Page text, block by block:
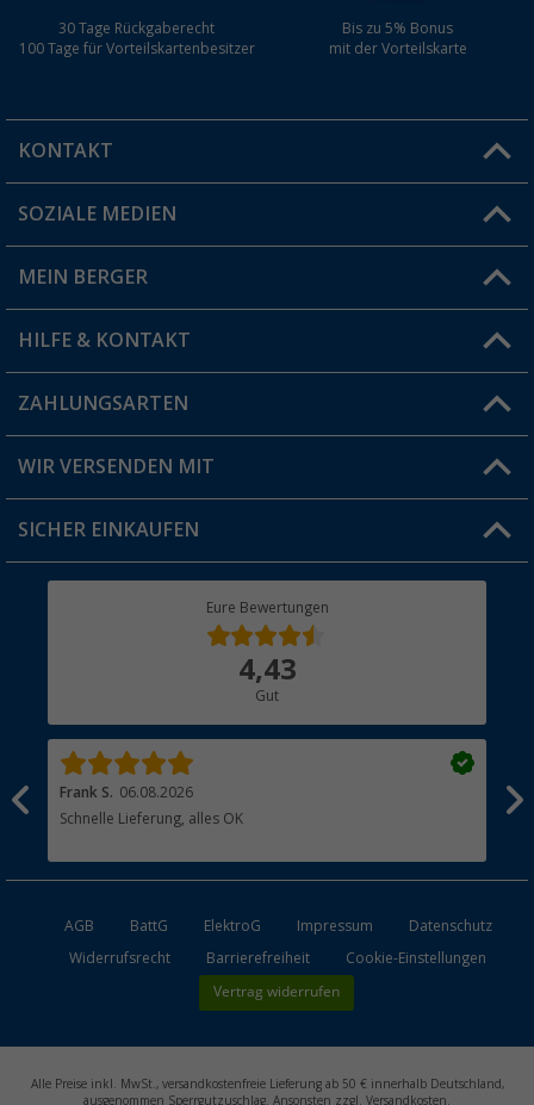
30 Tage Rückgaberecht
100 Tage für Vorteilskartenbesitzer
Bis zu 5% Bonus
mit der Vorteilskarte
KONTAKT
Du hast eine Frage?
Filiale finden
SOZIALE MEDIEN
MEIN BERGER
Vorteilskarte
Blog
Jobs & Karriere
HILFE & KONTAKT
FAQ & Kontakt
Versandinformationen
Rücksendung
ZAHLUNGSARTEN
WIR VERSENDEN MIT
SICHER EINKAUFEN
Eure Bewertungen
4,43
Gut
Frank S. 06.08.2026
Schnelle Lieferung, alles OK
AGB BattG ElektroG Impressum
Datenschutz
Widerrufsrecht
Barrierefreiheit Cookie-Einstellungen
Vertrag widerrufen
Alle Preise inkl. MwSt., versandkostenfreie Lieferung ab 50 € innerhalb Deutschland,
ausgenommen Sperrgutzuschlag. Ansonsten zzgl. Versandkosten.